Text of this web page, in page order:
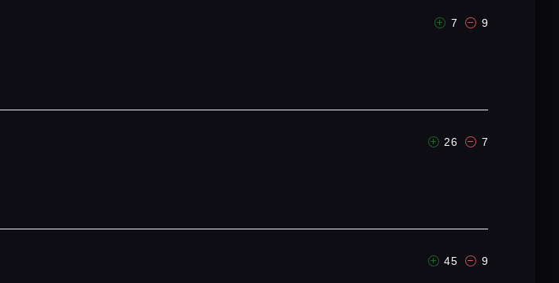
7 9
26 7
45 9